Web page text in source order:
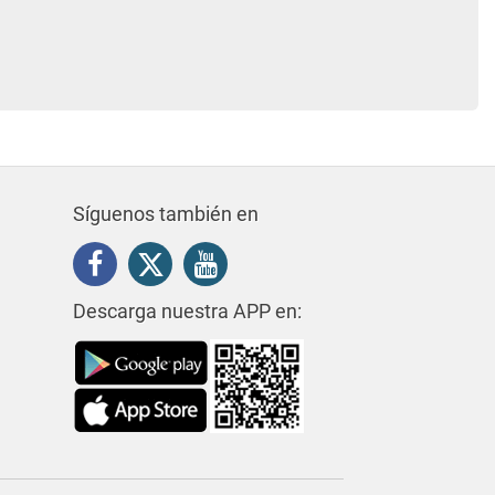
Síguenos también en
Descarga nuestra APP en: